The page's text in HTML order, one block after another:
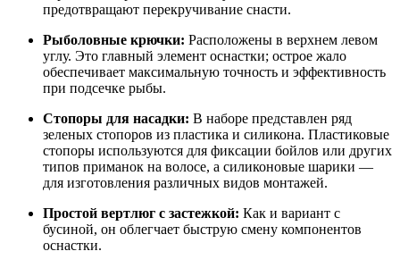
предотвращают перекручивание снасти.
Рыболовные крючки: Расположены в верхнем левом
углу. Это главный элемент оснастки; острое жало
обеспечивает максимальную точность и эффективность
при подсечке рыбы.
Стопоры для насадки: В наборе представлен ряд
зеленых стопоров из пластика и силикона. Пластиковые
стопоры используются для фиксации бойлов или других
типов приманок на волосе, а силиконовые шарики —
для изготовления различных видов монтажей.
Простой вертлюг с застежкой: Как и вариант с
бусиной, он облегчает быструю смену компонентов
оснастки.